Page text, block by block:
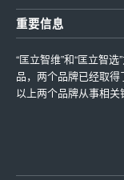
重要信息
“匡立智维”和“匡立智
品，两个品牌已经取
以上两个品牌从事相关